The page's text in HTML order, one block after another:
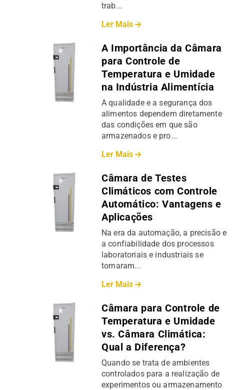
trab...
Ler Mais
A Importância da Câmara
para Controle de
Temperatura e Umidade
na Indústria Alimentícia
A qualidade e a segurança dos
alimentos dependem diretamente
das condições em que são
armazenados e pro...
Ler Mais
Câmara de Testes
Climáticos com Controle
Automático: Vantagens e
Aplicações
Na era da automação, a precisão e
a confiabilidade dos processos
laboratoriais e industriais se
tornaram...
Ler Mais
Câmara para Controle de
Temperatura e Umidade
vs. Câmara Climática:
Qual a Diferença?
Quando se trata de ambientes
controlados para a realização de
experimentos ou armazenamento